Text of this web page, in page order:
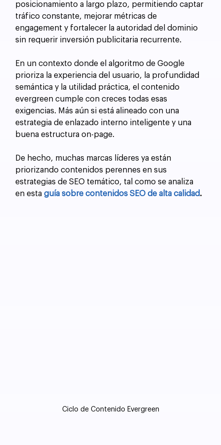
posicionamiento a largo plazo, permitiendo captar
tráfico constante, mejorar métricas de
engagement y fortalecer la autoridad del dominio
sin requerir inversión publicitaria recurrente.
En un contexto donde el algoritmo de Google
prioriza la experiencia del usuario, la profundidad
semántica y la utilidad práctica, el contenido
evergreen cumple con creces todas esas
exigencias. Más aún si está alineado con una
estrategia de enlazado interno inteligente y una
buena estructura on-page.
De hecho, muchas marcas líderes ya están
priorizando contenidos perennes en sus
estrategias de SEO temático, tal como se analiza
en esta guía sobre contenidos SEO de alta calidad.
Ciclo de Contenido Evergreen